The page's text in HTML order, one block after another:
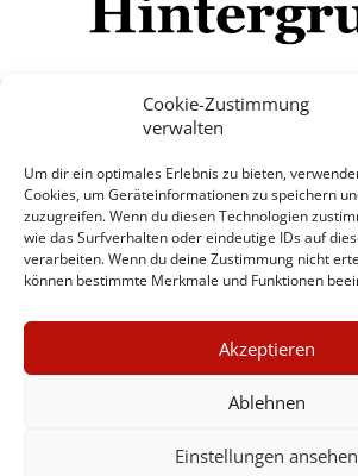
Cookie-Zustimmung
verwalten
Um dir ein optimales Erlebnis zu bieten,
Cookies, um Geräteinformationen zu speichern
zuzugreifen. Wenn du diesen Technologien
wie das Surfverhalten oder eindeutige IDs auf
verarbeiten. Wenn du deine Zustimmung nicht
können bestimmte Merkmale und Funktionen
Akzeptieren
Ablehnen
Einstellungen ansehen
Mehr
© Copyright Hintergrund.de,
Zum Newsletter jetzt
anmelden
erscheint ca. alle 4
×